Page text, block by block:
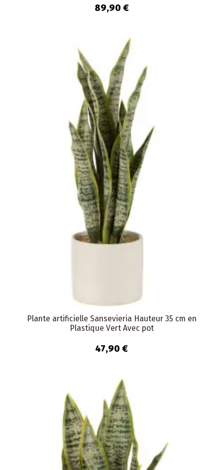
89,90 €
Plante artificielle Sansevieria Hauteur 35 cm en
Plastique Vert Avec pot
47,90 €